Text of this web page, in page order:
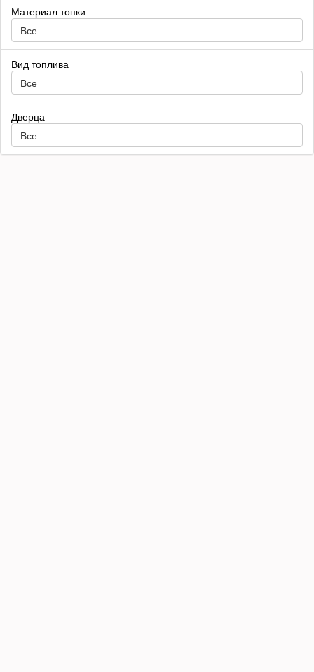
Материал топки
Все
Вид топлива
Все
Дверца
Все